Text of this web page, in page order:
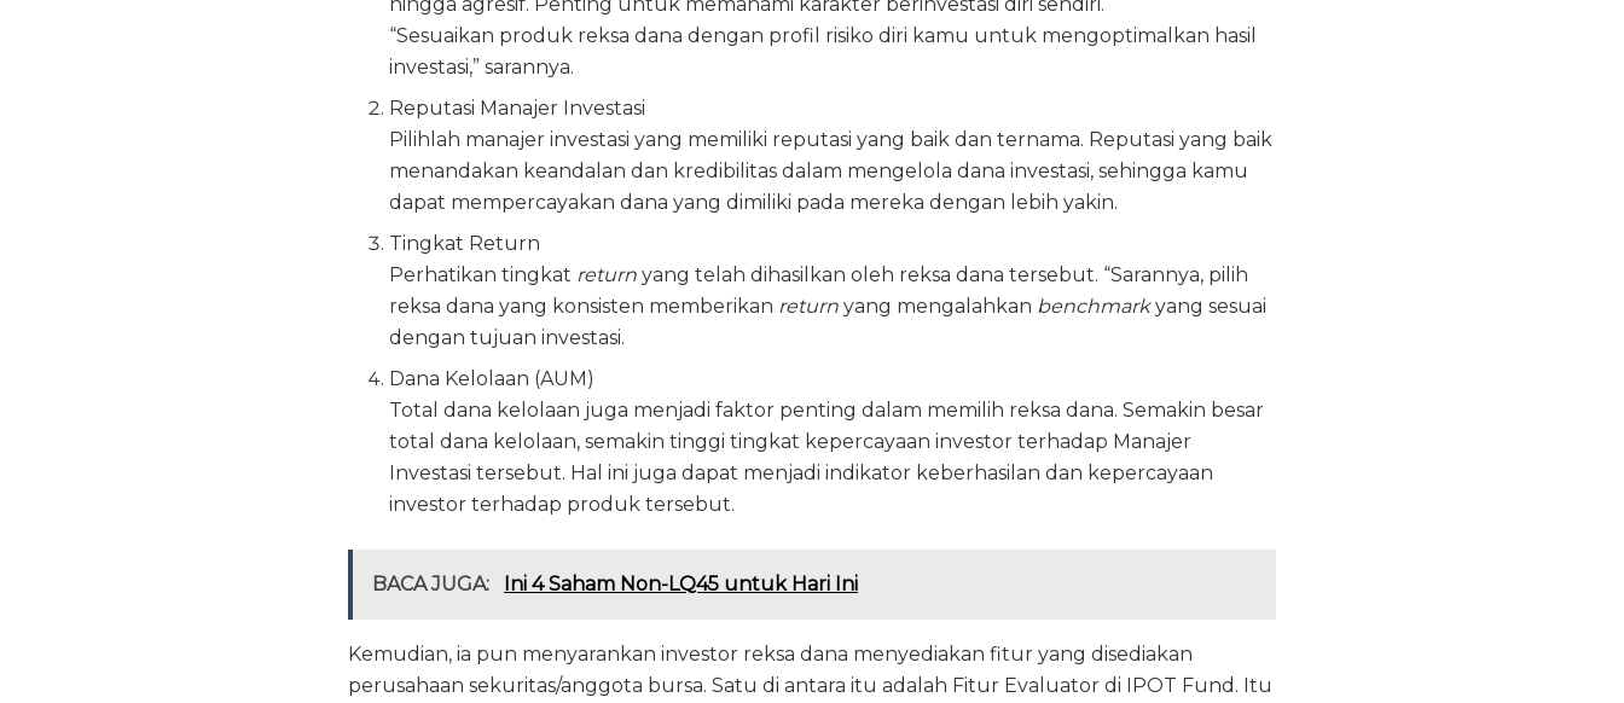
“Sesuaikan produk reksa dana dengan profil risiko diri kamu untuk mengoptimalkan hasil
investasi,” sarannya.
Reputasi Manajer Investasi
Pilihlah manajer investasi yang memiliki reputasi yang baik dan ternama. Reputasi yang baik
menandakan keandalan dan kredibilitas dalam mengelola dana investasi, sehingga kamu
dapat mempercayakan dana yang dimiliki pada mereka dengan lebih yakin.
Tingkat Return
Perhatikan tingkat return yang telah dihasilkan oleh reksa dana tersebut. “Sarannya, pilih
reksa dana yang konsisten memberikan returnyang mengalahkan benchmarkyang sesuai
dengan tujuan investasi.
Dana Kelolaan (AUM)
Total dana kelolaan juga menjadi faktor penting dalam memilih reksa dana. Semakin besar
total dana kelolaan, semakin tinggi tingkat kepercayaan investor terhadap Manajer
Investasi tersebut. Hal ini juga dapat menjadi indikator keberhasilan dan kepercayaan
investor terhadap produk tersebut.
BACA JUGA: Ini 4 Saham Non-LQ45 untuk Hari Ini
Kemudian, ia pun menyarankan investor reksa dana menyediakan fitur yang disediakan
perusahaan sekuritas/anggota bursa. Satu di antara itu adalah Fitur Evaluator di IPOT Fund. Itu